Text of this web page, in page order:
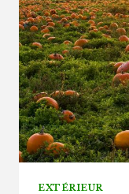
EXTÉRIEUR